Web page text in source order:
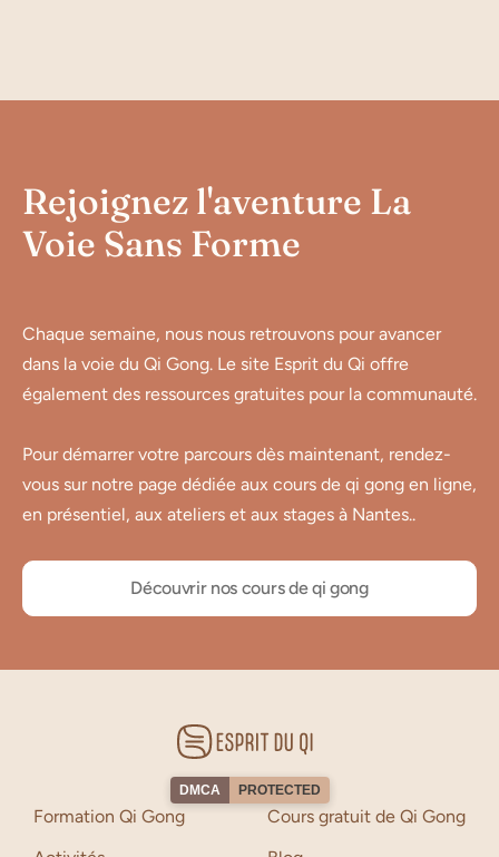
Rejoignez l'aventure La
Voie Sans Forme
Chaque semaine, nous nous retrouvons pour avancer
dans la voie du Qi Gong. Le site Esprit du Qi offre
également des ressources gratuites pour la communauté.
Pour démarrer votre parcours dès maintenant, rendez-
vous sur notre page dédiée aux cours de qi gong en ligne,
en présentiel, aux ateliers et aux stages à Nantes..
Découvrir nos cours de qi gong
DMCA PROTECTED
Formation Qi Gong
Cours gratuit de Qi Gong